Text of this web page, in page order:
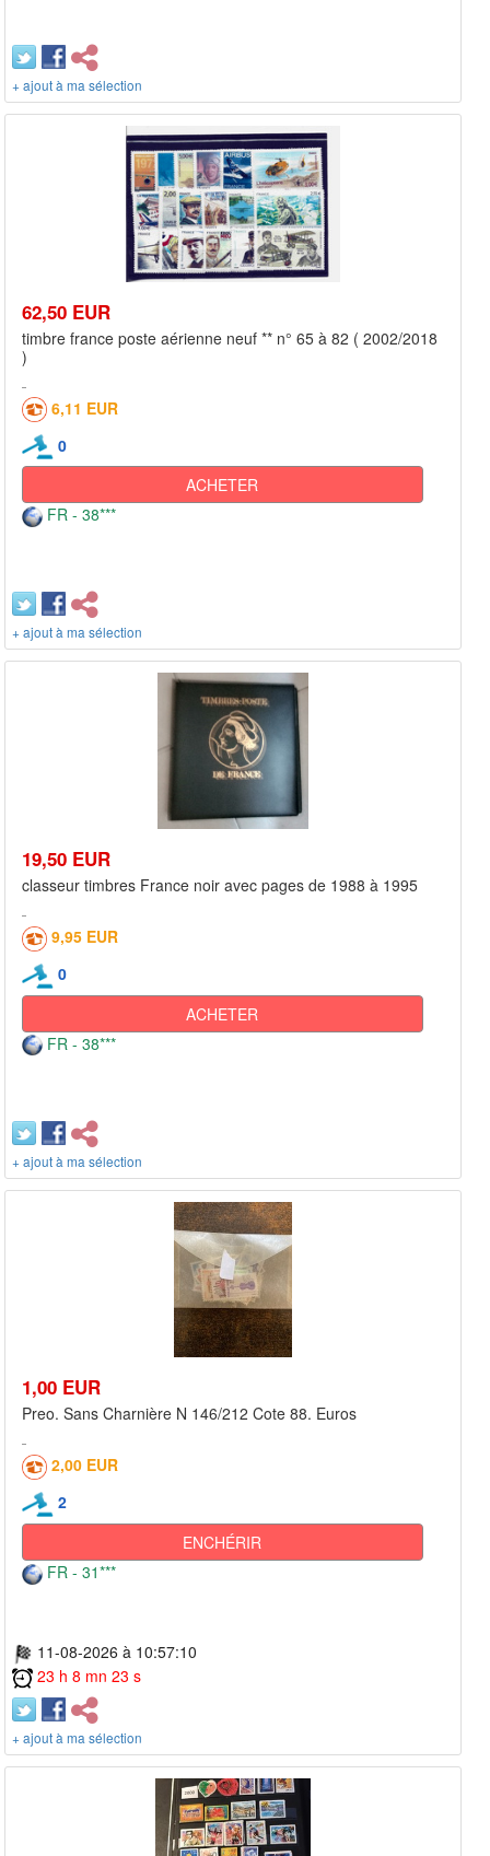
+ ajout à ma sélection
62,50 EUR
timbre france poste aérienne neuf ** n° 65 à 82 ( 2002/2018
)
6,11 EUR
0
ACHETER
FR - 38***
+ ajout à ma sélection
19,50 EUR
classeur timbres France noir avec pages de 1988 à 1995
9,95 EUR
0
ACHETER
FR - 38***
+ ajout à ma sélection
1,00 EUR
Preo. Sans Charnière N 146/212 Cote 88. Euros
2,00 EUR
2
ENCHÉRIR
FR - 31***
11-08-2026 à 10:57:10
23 h 8 mn 23 s
+ ajout à ma sélection